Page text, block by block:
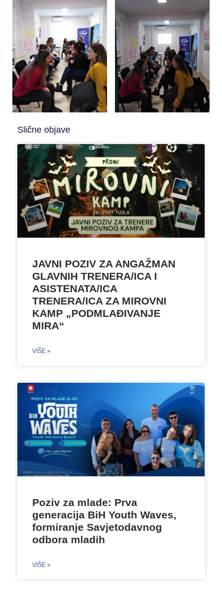
Slične objave
JAVNI POZIV ZA ANGAŽMAN
GLAVNIH TRENERA/ICA I
ASISTENATA/ICA
TRENERA/ICA ZA MIROVNI
KAMP „PODMLAĐIVANJE
MIRA“
VIŠE »
Poziv za mlade: Prva
generacija BiH Youth Waves,
formiranje Savjetodavnog
odbora mladih
VIŠE »